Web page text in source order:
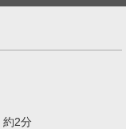
約2分